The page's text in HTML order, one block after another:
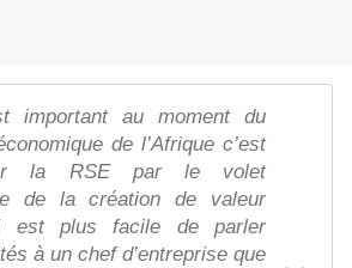
important au moment du
de l’Afrique c’est
la RSE par le volet
de la création de valeur
est plus facile de parler
à un chef d’entreprise que